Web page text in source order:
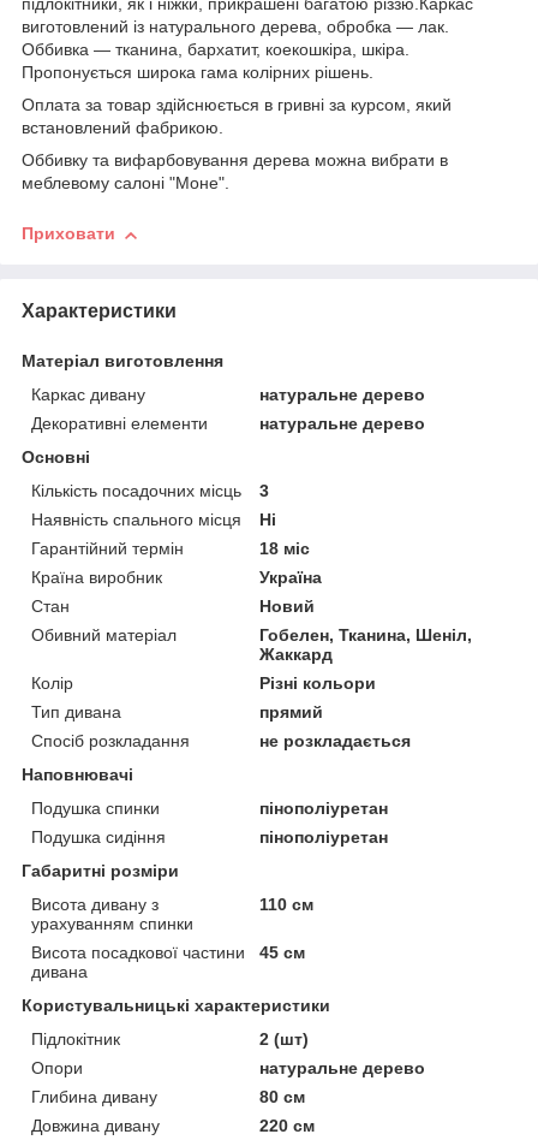
підлокітники, як і ніжки, прикрашені багатою різзю.Каркас
виготовлений із натурального дерева, обробка — лак.
Оббивка — тканина, бархатит, коекошкіра, шкіра.
Пропонується широка гама колірних рішень.
Оплата за товар здійснюється в гривні за курсом, який
встановлений фабрикою.
Оббивку та вифарбовування дерева можна вибрати в
меблевому салоні "Моне".
Приховати
Характеристики
Матеріал виготовлення
Каркас дивану
натуральне дерево
Декоративні елементи
натуральне дерево
Основні
Кількість посадочних місць
3
Наявність спального місця
Ні
Гарантійний термін
18 міс
Країна виробник
Україна
Стан
Новий
Обивний матеріал
Гобелен, Тканина, Шеніл,
Жаккард
Колір
Різні кольори
Тип дивана
прямий
Спосіб розкладання
не розкладається
Наповнювачі
Подушка спинки
пінополіуретан
Подушка сидіння
пінополіуретан
Габаритні розміри
Висота дивану з
урахуванням спинки
110 см
Висота посадкової частини
дивана
45 см
Користувальницькі характеристики
Підлокітник
2 (шт)
Опори
натуральне дерево
Глибина дивану
80 см
Довжина дивану
220 см